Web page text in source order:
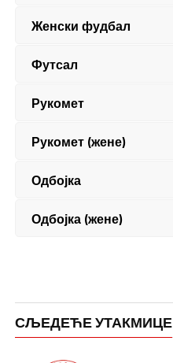
Женски фудбал
Футсал
Рукомет
Рукомет (жене)
Одбојка
Одбојка (жене)
СЉЕДЕЋЕ УТАКМИЦЕ